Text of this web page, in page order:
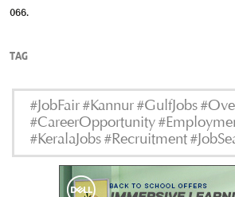
066.
TAG
#JobFair #Kannur #GulfJobs
#CareerOpportunity
#KeralaJobs #Recruitment